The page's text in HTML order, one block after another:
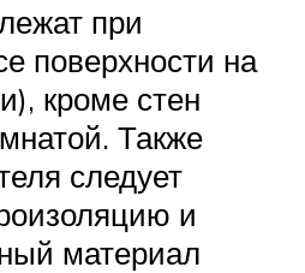
при
поверхности на
кроме стен
Также
следует
и
материал